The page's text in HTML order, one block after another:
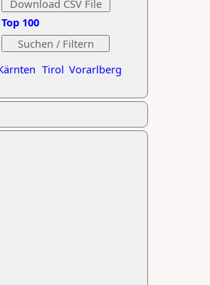
Tirol Vorarlberg
Top 100